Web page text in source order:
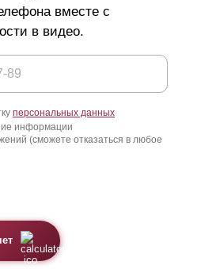
вместе с
в видео.
персональных данных
информации
(сможете отказаться в любое